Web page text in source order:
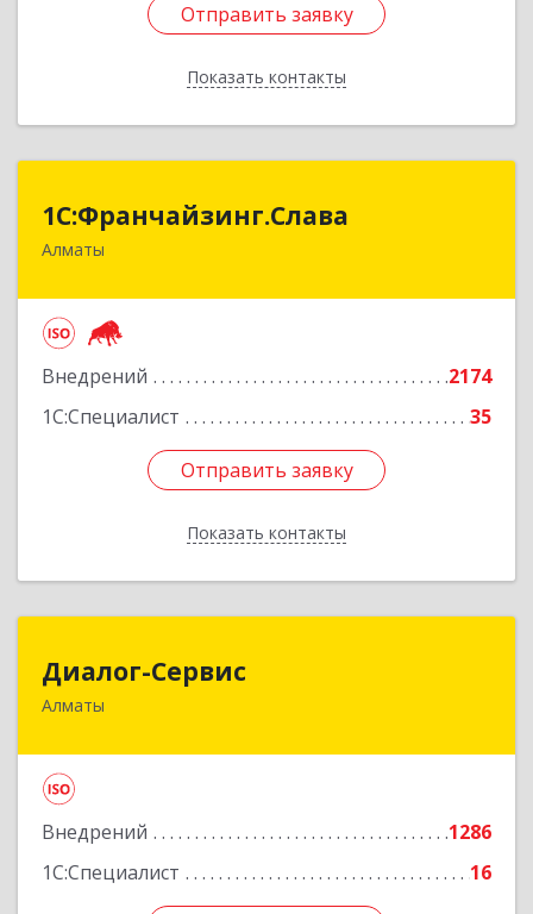
Отправить заявку
Показать контакты
Отправить заявку
Назад
1С:Франчайзинг.Слава
Алматы
Внедрений
2174
1С:Специалист
35
Отправить заявку
Показать контакты
1С:Франчайзинг.Слава
Казахстан, Алматы, 050022, Кашгарская 58-2
Отправить заявку
Назад
Диалог-Сервис
Алматы
Внедрений
1286
1С:Специалист
16
050057, Республика Казахстан, г. Алматы, ул.